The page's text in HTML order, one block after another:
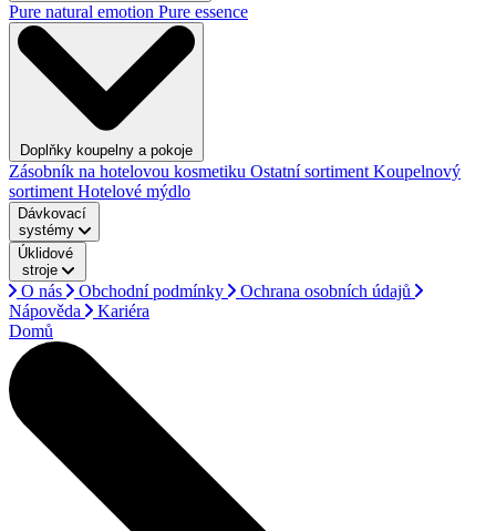
Pure natural emotion Pure essence
Doplňky koupelny a pokoje
Zásobník na hotelovou kosmetiku Ostatní sortiment Koupelnový
sortiment Hotelové mýdlo
Dávkovací
systémy
Úklidové
stroje
O nás Obchodní podmínky
Ochrana osobních údajů
Nápověda
Kariéra
Domů